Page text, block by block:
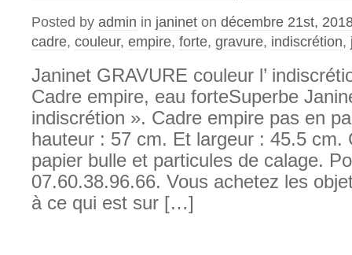
Posted by admin in janinet on décembre 21st,
cadre, couleur, empire, forte, gravure, indiscrétion,
Janinet GRAVURE couleur l’
Cadre empire, eau forteSuperbe
indiscrétion ». Cadre empire pas en
hauteur : 57 cm. Et largeur : 45.5 cm.
papier bulle et particules de calage.
07.60.38.96.66. Vous achetez les
à ce qui est sur […]